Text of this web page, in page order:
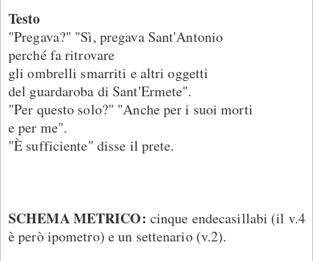
Testo
"Pregava?" "Sì, pregava Sant'Antonio
perché fa ritrovare
gli ombrelli smarriti e altri oggetti
del guardaroba di Sant'Ermete".
"Per questo solo?" "Anche per i suoi morti
e per me".
"È sufficiente" disse il prete.
SCHEMA METRICO: cinque endecasillabi (il v.4
è però ipometro) e un settenario (v.2).